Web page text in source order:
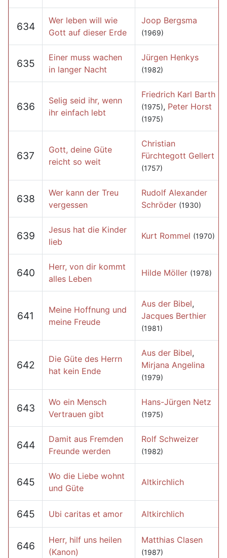
634
Wer leben will wie
Gott auf dieser Erde
Joop Bergsma
(1969)
635
Einer muss wachen
in langer Nacht
Jürgen Henkys
(1982)
636
Selig seid ihr, wenn
ihr einfach lebt
Friedrich Karl Barth
(1975), Peter Horst
(1975)
637
Gott, deine Güte
reicht so weit
Christian
Fürchtegott Gellert
(1757)
638
Wer kann der Treu
vergessen
Rudolf Alexander
Schröder (1930)
639
Jesus hat die Kinder
lieb
Kurt Rommel (1970)
640
Herr, von dir kommt
alles Leben
Hilde Möller (1978)
641
Meine Hoffnung und
meine Freude
Aus der Bibel,
Jacques Berthier
(1981)
642
Die Güte des Herrn
hat kein Ende
Aus der Bibel,
Mirjana Angelina
(1979)
643
Wo ein Mensch
Vertrauen gibt
Hans-Jürgen Netz
(1975)
644
Damit aus Fremden
Freunde werden
Rolf Schweizer
(1982)
645
Wo die Liebe wohnt
und Güte
Altkirchlich
645 Ubi caritas et amor Altkirchlich
646
Herr, hilf uns heilen
(Kanon)
Matthias Clasen
(1987)